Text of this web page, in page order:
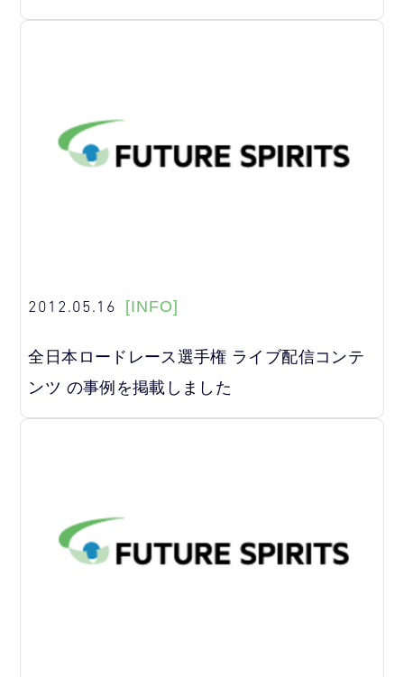
2012.05.16 [INFO]
全日本ロードレース選手権 ライブ配信コンテ
ンツ の事例を掲載しました